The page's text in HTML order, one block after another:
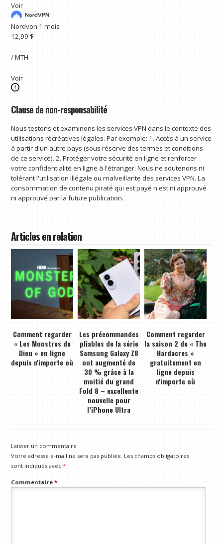
Voir
Nordvpn 1 mois
12,99 $
/ MTH
Voir
Clause de non-responsabilité
Nous testons et examinons les services VPN dans le contexte des
utilisations récréatives légales. Par exemple: 1. Accès à un service
à partir d'un autre pays (sous réserve des termes et conditions
de ce service). 2. Protéger votre sécurité en ligne et renforcer
votre confidentialité en ligne à l'étranger. Nous ne soutenons ni
tolérant l'utilisation illégale ou malveillante des services VPN. La
consommation de contenu piraté qui est payé n'est ni approuvé
ni approuvé par la future publication.
Articles en relation
Comment regarder
« Les Monstres de
Dieu » en ligne
depuis n'importe où
Les précommandes
pliables de la série
Samsung Galaxy Z8
ont augmenté de
30 % grâce à la
moitié du grand
Fold 8 – excellente
nouvelle pour
l’iPhone Ultra
Comment regarder
la saison 2 de « The
Hardacres »
gratuitement en
ligne depuis
n'importe où
Laisser un commentaire
Votre adresse e-mail ne sera pas publiée. Les champs obligatoires
sont indiqués avec*
Commentaire*